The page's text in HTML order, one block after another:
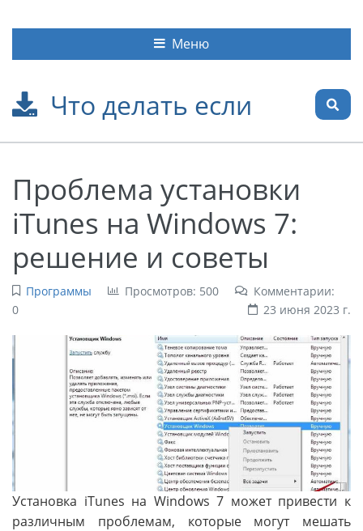
Что делать если
Меню
Проблема установки
iTunes на Windows 7:
решение и советы
Программы Просмотров: 500
Комментарии:
0
23 июня 2023 г.
Установка iTunes на Windows 7 может привести к
различным проблемам, которые могут мешать